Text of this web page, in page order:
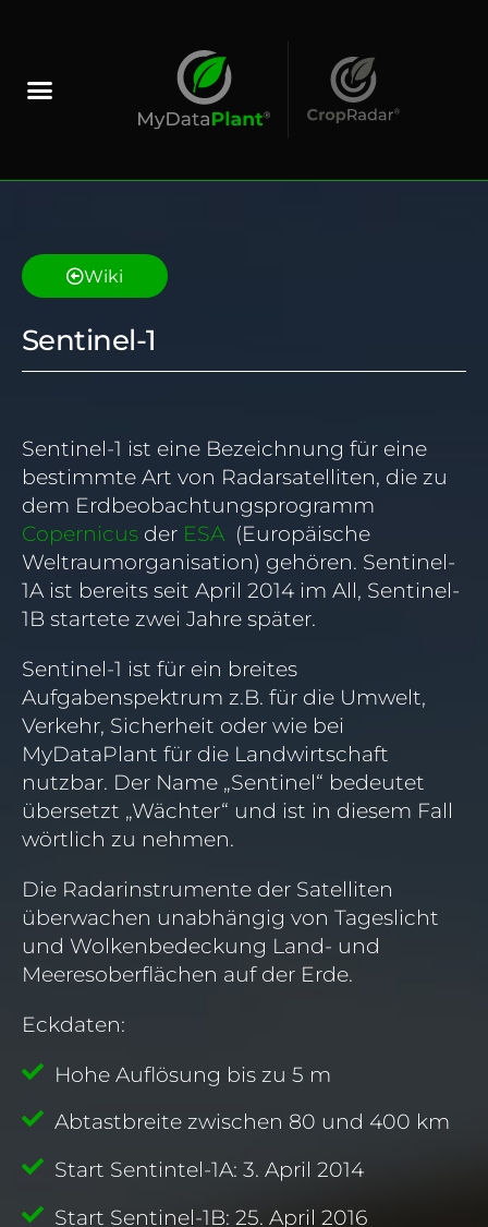
Wiki
Sentinel-1
Sentinel-1 ist eine Bezeichnung für eine
bestimmte Art von Radarsatelliten, die zu
dem Erdbeobachtungsprogramm
Copernicus der ESA (Europäische
Weltraumorganisation) gehören. Sentinel-
1A ist bereits seit April 2014 im All, Sentinel-
1B startete zwei Jahre später.
Sentinel-1 ist für ein breites
Aufgabenspektrum z.B. für die Umwelt,
Verkehr, Sicherheit oder wie bei
MyDataPlant für die Landwirtschaft
nutzbar. Der Name „Sentinel“ bedeutet
übersetzt „Wächter“ und ist in diesem Fall
wörtlich zu nehmen.
Die Radarinstrumente der Satelliten
überwachen unabhängig von Tageslicht
und Wolkenbedeckung Land- und
Meeresoberflächen auf der Erde.
Eckdaten:
Hohe Auflösung bis zu 5 m
Abtastbreite zwischen 80 und 400 km
Start Sentintel-1A: 3. April 2014
Start Sentinel-1B: 25. April 2016